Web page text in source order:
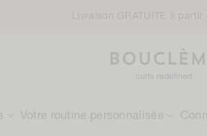
Livraison GRATUITE à partir
Votre routine personnalisée